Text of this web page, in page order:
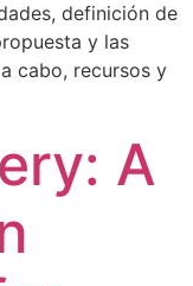
definición de
y las
cabo, recursos y
A